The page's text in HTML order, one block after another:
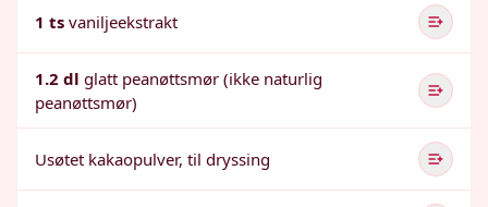
1 ts vaniljeekstrakt
1.2 dl glatt peanøttsmør (ikke naturlig
peanøttsmør)
Usøtet kakaopulver, til dryssing